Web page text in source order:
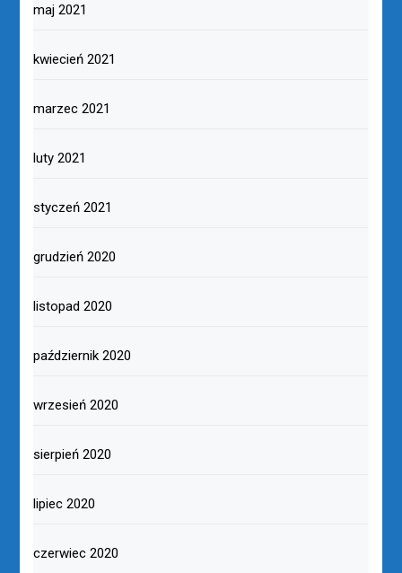
maj 2021
kwiecień 2021
marzec 2021
luty 2021
styczeń 2021
grudzień 2020
listopad 2020
październik 2020
wrzesień 2020
sierpień 2020
lipiec 2020
czerwiec 2020